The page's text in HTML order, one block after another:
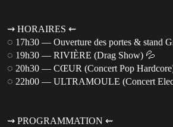
⇝ HORAIRES ⇜
◌ 17h30 — Ouverture des portes & stand
◌ 19h30 — RIVIÈRE (Drag Show) 💦
◌ 20h30 — CŒUR (Concert Pop
◌ 22h00 — ULTRAMOULE (Concert
⇝ PROGRAMMATION ⇜